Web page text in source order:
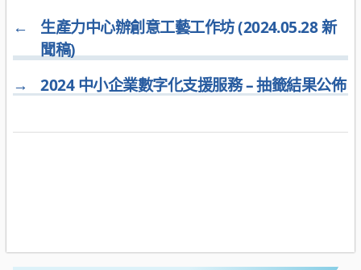
←
生產力中心辦創意工藝工作坊 (2024.05.28 新
聞稿)
→
2024 中小企業數字化支援服務 – 抽籤結果公佈